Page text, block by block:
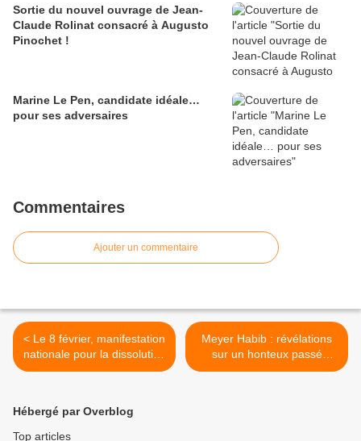
Sortie du nouvel ouvrage de Jean-
Claude Rolinat consacré à Augusto
Pinochet !
Marine Le Pen, candidate idéale…
pour ses adversaires
Commentaires
Ajouter un commentaire
< Le 8 février, manifestation
nationale pour la dissolution
des Femen
Meyer Habib : révélations
sur un honteux passé
d’agresseur >
Hébergé par Overblog
Top articles